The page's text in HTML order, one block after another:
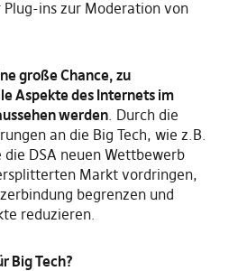
ins zur Moderation von
große Chance, zu
Aspekte des Internets im
werden. Durch die
an die Big Tech, wie z.B.
DSA neuen Wettbewerb
Markt vordringen,
begrenzen und
reduzieren.
Big Tech?